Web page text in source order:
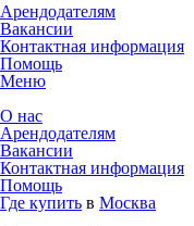
Арендодателям
Вакансии
Контактная информация
Помощь
Меню
О нас
Арендодателям
Вакансии
Контактная информация
Помощь
Где купить в Москва